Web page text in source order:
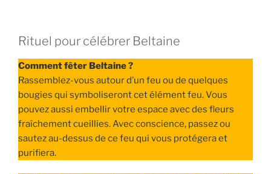
Rituel pour célébrer Beltaine
Comment fêter Beltaine ?
Rassemblez-vous autour d’un feu ou de quelques
bougies qui symboliseront cet élément feu. Vous
pouvez aussi embellir votre espace avec des fleurs
fraîchement cueillies. Avec conscience, passez ou
sautez au-dessus de ce feu qui vous protégera et
purifiera.